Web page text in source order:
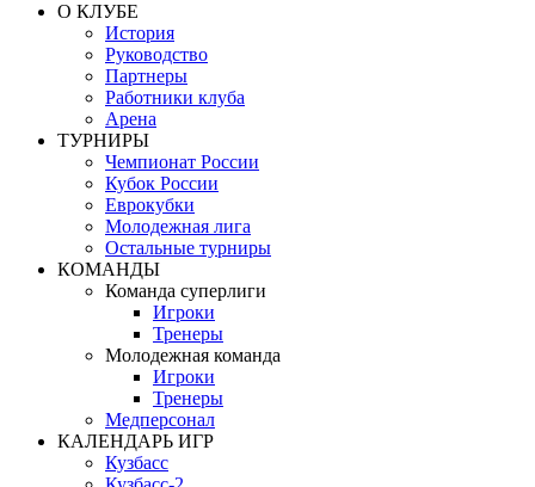
О КЛУБЕ
История
Руководство
Партнеры
Работники клуба
Арена
ТУРНИРЫ
Чемпионат России
Кубок России
Еврокубки
Молодежная лига
Остальные турниры
КОМАНДЫ
Команда суперлиги
Игроки
Тренеры
Молодежная команда
Игроки
Тренеры
Медперсонал
КАЛЕНДАРЬ ИГР
Кузбасс